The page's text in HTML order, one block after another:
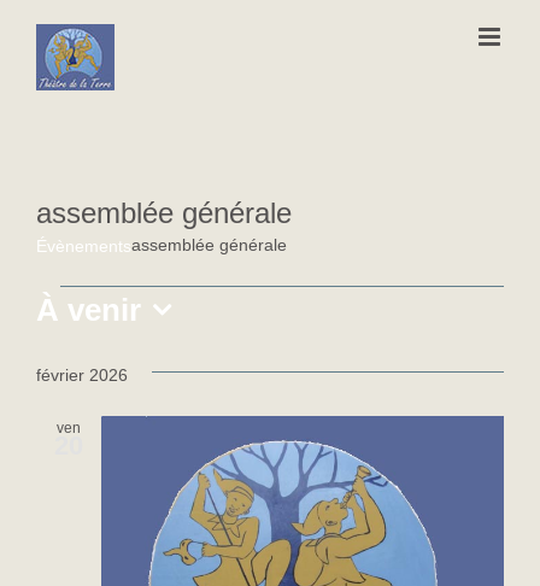
contenu
assemblée générale
Évènementsassemblée générale
Évènements
À venir
une
février 2026
ven